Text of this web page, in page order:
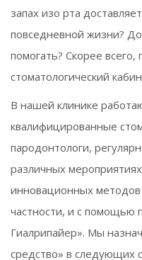
запах изо рта
повседневной жизни?
помогать? Скорее
стоматологический
В нашей клинике
квалифицированные
пародонтологи,
различных
инновационных методов
частности, и с помощью
Гиалрипайер». Мы
средство» в следующих